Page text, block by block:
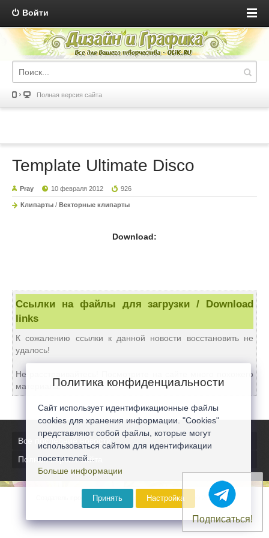
Войти
Полная версия сайта
Template Ultimate Disco
Pray 10 февраля 2012 926
Клипарты / Векторные клипарты
Download:
Ссылки на файлы для загрузки / Download
links
К сожалению ссылки к данной новости восстановить не
удалось!
Не расстраивайтесь! Посмотрите на сайте много похожего
материала!
Все последние новости
Полная версия сайта
Создатель проекта 0lik.ru - Александр Анатольевич © 2007-2026
Подписаться!
Политика конфиденциальности
Сайт использует идентификационные файлы
cookies для хранения информации. "Cookies"
представляют собой файлы, которые могут
использоваться сайтом для идентификации
посетителей...
Больше информации
Принять Настройка